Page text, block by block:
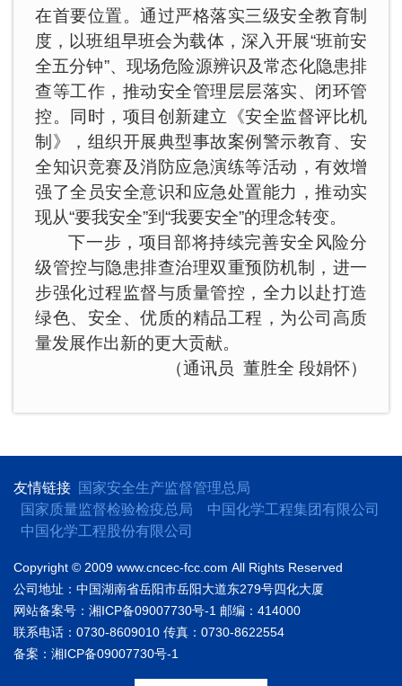
在首要位置。通过严格落实三级安全教育制
度，以班组早班会为载体，深入开展“班前安
全五分钟”、现场危险源辨识及常态化隐患排
查等工作，推动安全管理层层落实、闭环管
控。同时，项目创新建立《安全监督评比机
制》，组织开展典型事故案例警示教育、安
全知识竞赛及消防应急演练等活动，有效增
强了全员安全意识和应急处置能力，推动实
现从“要我安全”到“我要安全”的理念转变。
下一步，项目部将持续完善安全风险分
级管控与隐患排查治理双重预防机制，进一
步强化过程监督与质量管控，全力以赴打造
绿色、安全、优质的精品工程，为公司高质
量发展作出新的更大贡献。
（通讯员 董胜全 段娟怀）
友情链接
国家安全生产监督管理总局
国家质量监督检验检疫总局
中国化学工程集团有限公司
中国化学工程股份有限公司
Copyright © 2009 www.cncec-fcc.com All Rights Reserved
公司地址：中国湖南省岳阳市岳阳大道东279号四化大厦
网站备案号：湘ICP备09007730号-1 邮编：414000
联系电话：0730-8609010 传真：0730-8622554
备案：湘ICP备09007730号-1